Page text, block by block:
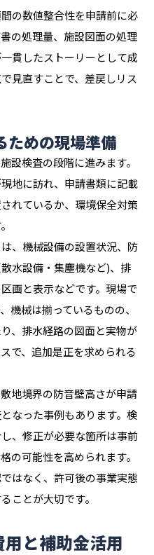
の数値整合性を申請前に必
の処理量、施設図面の処理
貫したストーリーとして成
見直すことで、差戻しリス
ための現場準備
設検査の段階に進みます。
地に訪れ、申請書類に記載
れているか、環境保全対策
、機械設備の設置状況、防
水設備・集塵機など)、排
画と表示などです。現場で
機械は揃っているものの、
、排水経路の図面と実物が
で、追加是正を求められる
地境界の防音壁高さが申請
なった事例もあります。検
、修正が必要な箇所は事前
の可能性を高められます。
はなく、許可後の事業実態
ことが大切です。
と補助金活用